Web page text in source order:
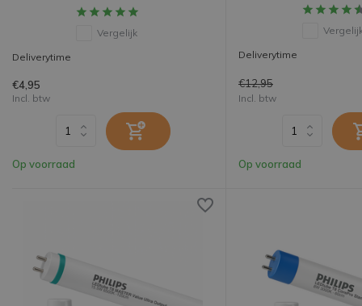
Vergelijk
Deliverytime
€4,95
Incl. btw
Op voorraad
Deliverytime
€12,95
Incl. btw
Op voorraad